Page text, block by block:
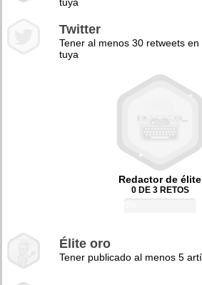
Twitter
Tener al menos 30 retweets
tuya
Redactor de élite
0 DE 3 RETOS
Élite oro
Tener publicado al menos 5